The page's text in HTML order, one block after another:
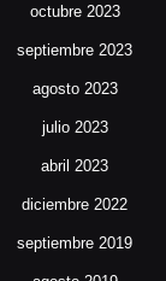
octubre 2023
septiembre 2023
agosto 2023
julio 2023
abril 2023
diciembre 2022
septiembre 2019